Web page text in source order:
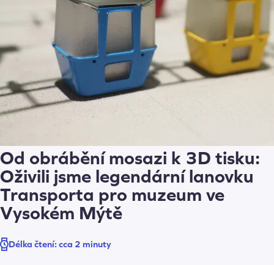
Od obrábění mosazi k 3D tisku:
Oživili jsme legendární lanovku
Transporta pro muzeum ve
Vysokém Mýtě
Délka čtení:cca 2 minuty